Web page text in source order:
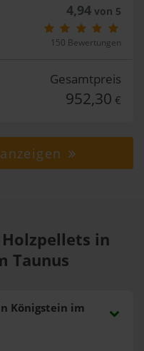
4,94von 5
150 Bewertungen
Gesamtpreis
952,30 €
Holzpellets in
Taunus
Königstein im